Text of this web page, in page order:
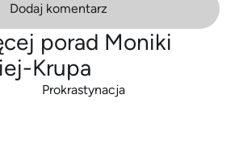
Dodaj komentarz
porad Moniki
Krupa
Prokrastynacja